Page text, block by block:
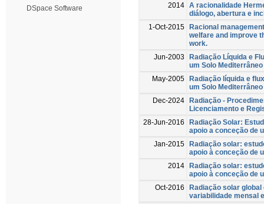
DSpace Software
2014 A racionalidade
diálogo, abertura e
1-Oct-2015 Racional
welfare and improve
work.
Jun-2003
Radiação Líquida e
um Solo
May-2005 Radiação líquida e
um Solo
Dec-2024 Radiação -
Licenciamento e
28-Jun-2016
Radiação Solar:
apoio a conceção de
Jan-2015 Radiação solar:
apoio à conceção de
2014 Radiação solar:
apoio à conceção de
Oct-2016
Radiação solar global
variabilidade mensal